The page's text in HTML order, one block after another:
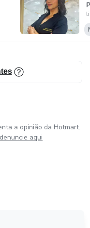
a opinião da Hotmart.
denuncie aqui